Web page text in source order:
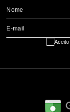
Nome
E-mail